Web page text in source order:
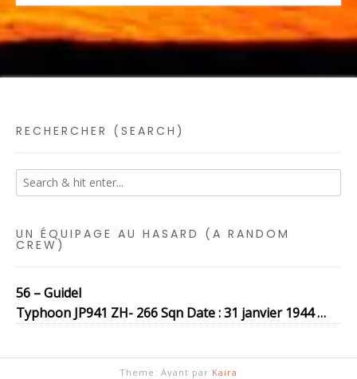
RECHERCHER (SEARCH)
UN ÉQUIPAGE AU HASARD (A RANDOM
CREW)
56 – Guidel
Typhoon JP941 ZH- 266 Sqn Date : 31 janvier 1944 …
Theme: Avant par Kaira